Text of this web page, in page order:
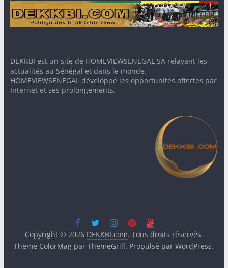
DEKKBI est un site de HOMEVIEWSENEGAL SA relayant les
actualités au Sénégal et dans le monde. -
HOMEVIEWSENEGAL développe les opportunités offertes par
Internet et ses prolongements.
Copyright © 2026 DEKKBI.com. Tous droits réservés.
Theme ColorMag par ThemeGrill. Propulsé parWordPress.